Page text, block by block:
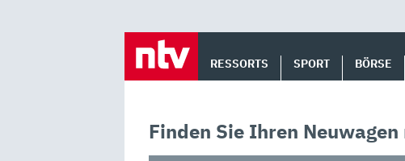
RESSORTS SPORT BÖRSE
Finden Sie Ihren